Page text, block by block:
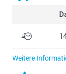
Weitere